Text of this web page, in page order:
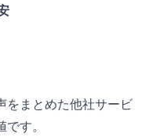
をまとめた他社サービ
す。